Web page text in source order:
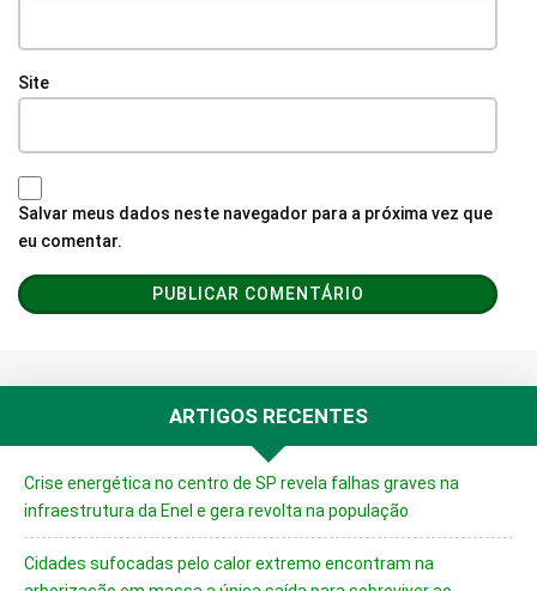
Site
Salvar meus dados neste navegador para a próxima vez que
eu comentar.
ARTIGOS RECENTES
Crise energética no centro de SP revela falhas graves na
infraestrutura da Enel e gera revolta na população
Cidades sufocadas pelo calor extremo encontram na